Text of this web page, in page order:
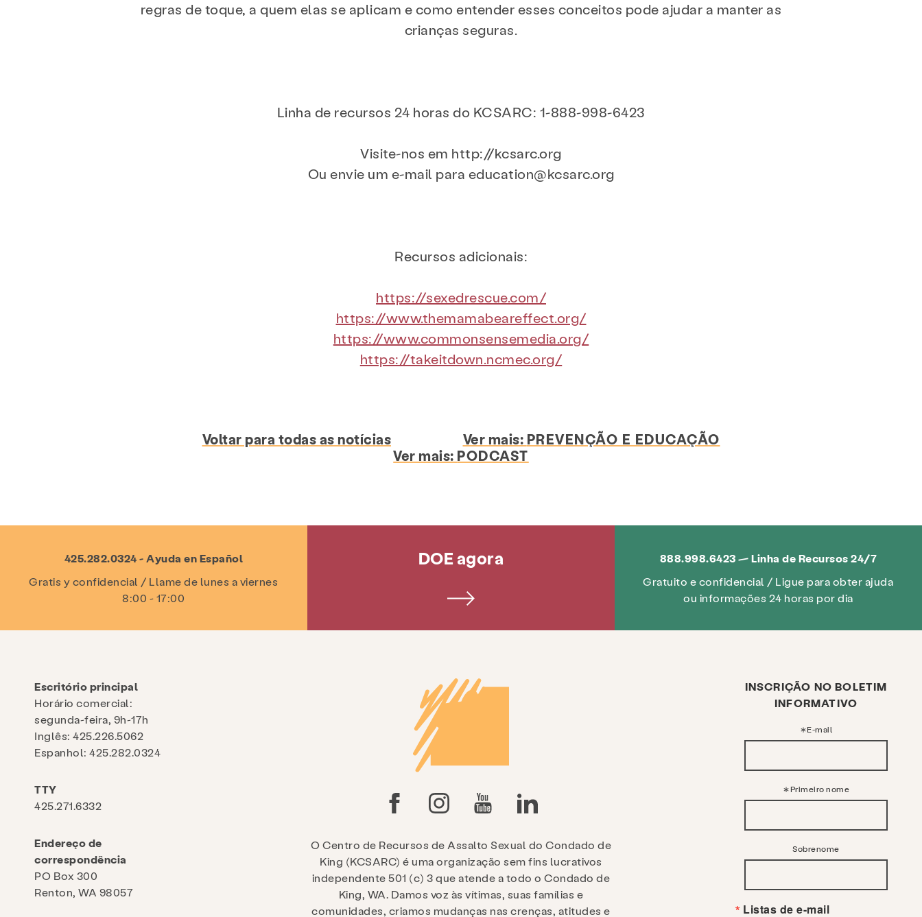
Prevenção e Educação Recursos
regras de toque, a quem elas se aplicam e como entender esses conceitos pode ajudar a manter as
crianças seguras.
Linha de recursos 24 horas do KCSARC: 1-888-998-6423
Visite-nos em http://kcsarc.org
Ou envie um e-mail para education@kcsarc.org
Recursos adicionais:
https://sexedrescue.com/
https://www.themamabeareffect.org/
https://www.commonsensemedia.org/
https://takeitdown.ncmec.org/
Voltar para todas as notícias Ver mais: PREVENÇÃO E EDUCAÇÃO
Ver mais: PODCAST
425.282.0324 - Ayuda en Español
Gratis y confidencial / Llame de lunes a viernes
8:00 - 17:00
DOE agora
888.998.6423 — Linha de Recursos 24/7
Gratuito e confidencial / Ligue para obter ajuda
ou informações 24 horas por dia
Escritório principal
Horário comercial:
segunda-feira, 9h-17h
Inglês: 425.226.5062
Espanhol: 425.282.0324
TTY
425.271.6332
Endereço de
correspondência
PO Box 300
Renton, WA 98057
O Centro de Recursos de Assalto Sexual do Condado de
King (KCSARC) é uma organização sem fins lucrativos
independente 501 (c) 3 que atende a todo o Condado de
King, WA. Damos voz às vítimas, suas famílias e
comunidades, criamos mudanças nas crenças, atitudes e
INSCRIÇÃO NO BOLETIM
INFORMATIVO
E-mail
Primeiro nome
Sobrenome
Listas de e-mail